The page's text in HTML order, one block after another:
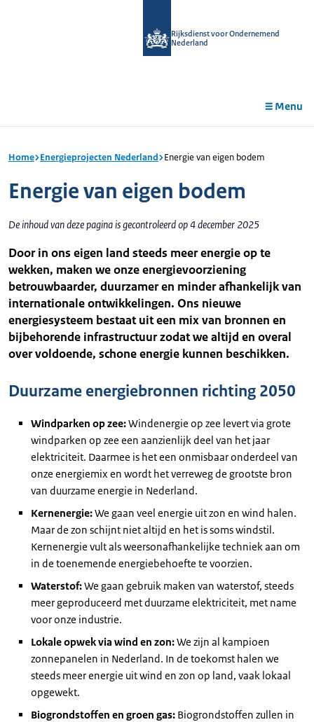
Rijksdienst voor Ondernemend
Nederland
Menu
Home Energieprojecten Nederland Energie van eigen bodem
Energie van eigen bodem
De inhoud van deze pagina is gecontroleerd op 4 december 2025
Door in ons eigen land steeds meer energie op te
wekken, maken we onze energievoorziening
betrouwbaarder, duurzamer en minder afhankelijk van
internationale ontwikkelingen. Ons nieuwe
energiesysteem bestaat uit een mix van bronnen en
bijbehorende infrastructuur zodat we altijd en overal
over voldoende, schone energie kunnen beschikken.
Duurzame energiebronnen richting 2050
Windparken op zee:Windenergie op zee levert via grote
windparken op zee een aanzienlijk deel van het jaar
elektriciteit. Daarmee is het een onmisbaar onderdeel van
onze energiemix en wordt het verreweg de grootste bron
van duurzame energie in Nederland.
Kernenergie:We gaan veel energie uit zon en wind halen.
Maar de zon schijnt niet altijd en het is soms windstil.
Kernenergie vult als weersonafhankelijke techniek aan om
in de toenemende energiebehoefte te voorzien.
Waterstof:We gaan gebruik maken van waterstof, steeds
meer geproduceerd met duurzame elektriciteit, met name
voor onze industrie.
Lokale opwek via wind en zon:We zijn al kampioen
zonnepanelen in Nederland. In de toekomst halen we
steeds meer energie uit wind en zon op land, vaak lokaal
opgewekt.
Biogrondstoffen en groen gas: Biogrondstoffen zullen in